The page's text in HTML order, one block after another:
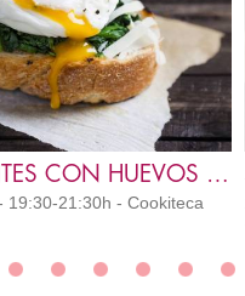
5. ENTRANTES CON HUEVOS (V) IC
19:30-21:30h - Cookiteca